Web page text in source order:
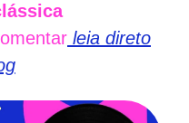
leia direto